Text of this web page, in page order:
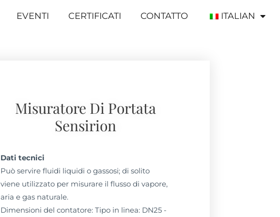
EVENTI CERTIFICATI CONTATTO ITALIAN
Misuratore Di Portata
Sensirion
Dati tecnici
Può servire fluidi liquidi o gassosi; di solito
viene utilizzato per misurare il flusso di vapore,
aria e gas naturale.
Dimensioni del contatore: Tipo in linea: DN25 -